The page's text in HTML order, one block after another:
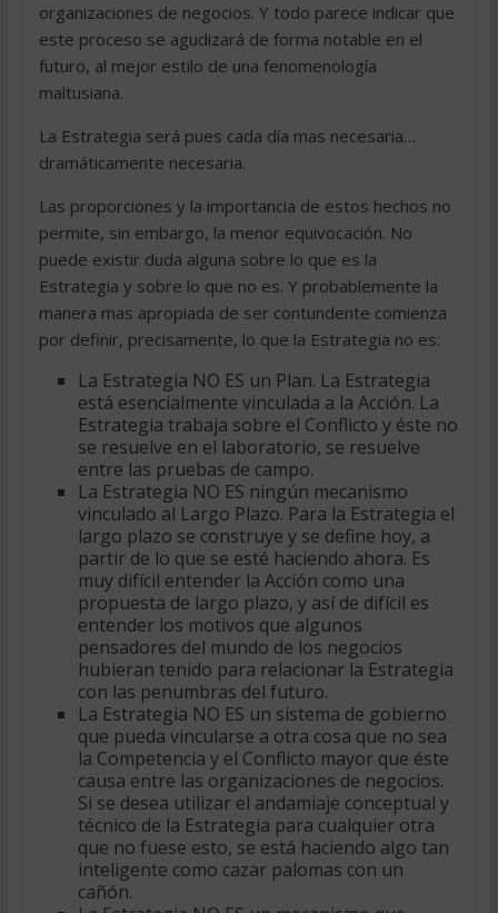
organizaciones de negocios. Y todo parece indicar que
este proceso se agudizará de forma notable en el
futuro, al mejor estilo de una fenomenología
maltusiana.
La Estrategia será pues cada día mas necesaria…
dramáticamente necesaria.
Las proporciones y la importancia de estos hechos no
permite, sin embargo, la menor equivocación. No
puede existir duda alguna sobre lo que es la
Estrategia y sobre lo que no es. Y probablemente la
manera mas apropiada de ser contundente comienza
por definir, precisamente, lo que la Estrategia no es:
La Estrategia NO ES un Plan. La Estrategia
está esencialmente vinculada a la Acción. La
Estrategia trabaja sobre el Conflicto y éste no
se resuelve en el laboratorio, se resuelve
entre las pruebas de campo.
La Estrategia NO ES ningún mecanismo
vinculado al Largo Plazo. Para la Estrategia el
largo plazo se construye y se define hoy, a
partir de lo que se esté haciendo ahora. Es
muy difícil entender la Acción como una
propuesta de largo plazo, y así de difícil es
entender los motivos que algunos
pensadores del mundo de los negocios
hubieran tenido para relacionar la Estrategia
con las penumbras del futuro.
La Estrategia NO ES un sistema de gobierno
que pueda vincularse a otra cosa que no sea
la Competencia y el Conflicto mayor que éste
causa entre las organizaciones de negocios.
Si se desea utilizar el andamiaje conceptual y
técnico de la Estrategia para cualquier otra
que no fuese esto, se está haciendo algo tan
inteligente como cazar palomas con un
cañón.